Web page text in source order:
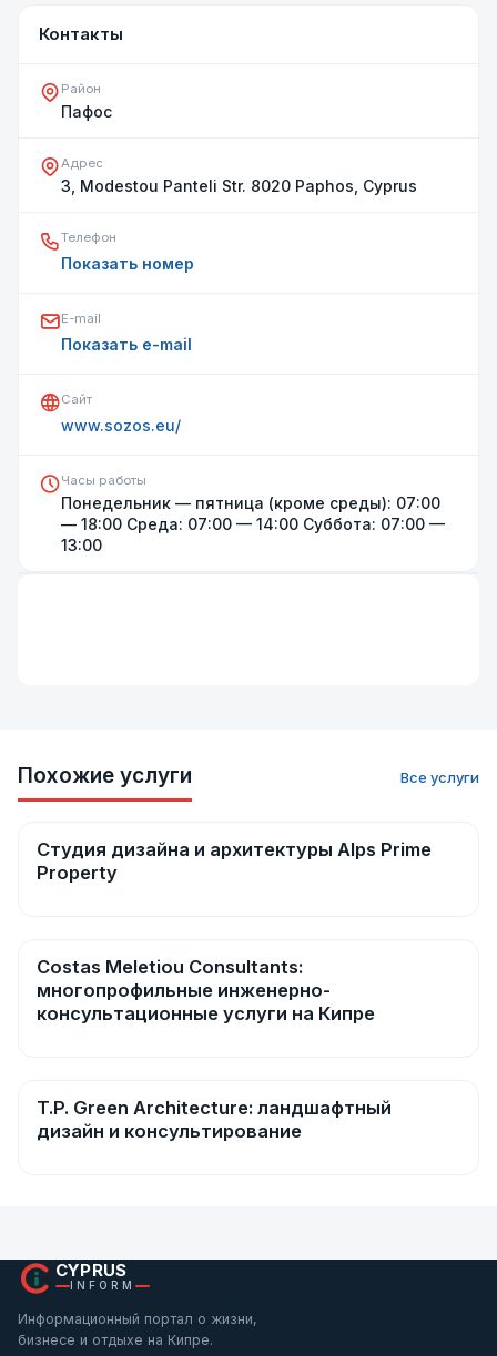
Контакты
Район
Пафос
Адрес
3, Modestou Panteli Str. 8020 Paphos, Cyprus
Телефон
Показать номер
E-mail
Показать e-mail
Сайт
www.sozos.eu/
Часы работы
Понедельник — пятница (кроме среды): 07:00
— 18:00 Среда: 07:00 — 14:00 Суббота: 07:00 —
13:00
Похожие услуги Все услуги
Ремонт и строительство
Студия дизайна и архитектуры Alps Prime
Property
Ремонт и строительство
Costas Meletiou Consultants:
многопрофильные инженерно-
консультационные услуги на Кипре
Ремонт и строительство
T.P. Green Architecture: ландшафтный
дизайн и консультирование
CYPRUS
INFORM
Информационный портал о жизни,
бизнесе и отдыхе на Кипре.